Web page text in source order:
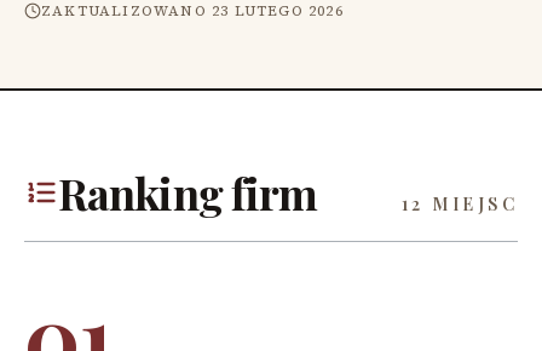
ZAKTUALIZOWANO 23 LUTEGO 2026
Ranking firm 12 MIEJSC